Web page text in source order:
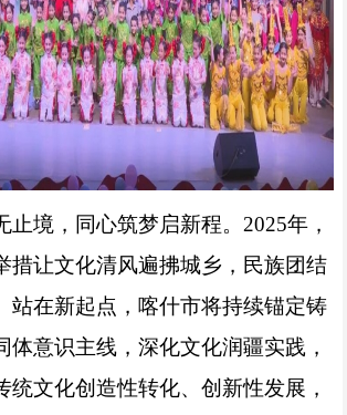
止境，同心筑梦启新程。2025年，
措让文化清风遍拂城乡，民族团结
站在新起点，喀什市将持续锚定铸
体意识主线，深化文化润疆实践，
统文化创造性转化、创新性发展，